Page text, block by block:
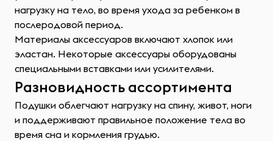
нагрузку на тело, во время ухода за ребенком в
послеродовой период.
Материалы аксессуаров включают хлопок или
эластан. Некоторые аксессуары оборудованы
специальными вставками или усилителями.
Разновидность ассортимента
Подушки облегчают нагрузку на спину, живот, ноги
и поддерживают правильное положение тела во
время сна и кормления грудью.